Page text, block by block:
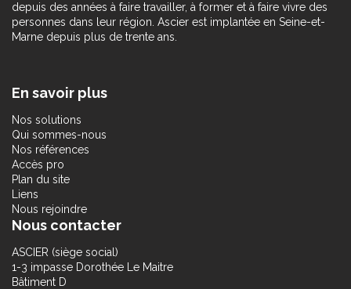
depuis des années à faire travailler, à former et à faire vivre des
personnes dans leur région. Ascier est implantée en Seine-et-
Marne depuis plus de trente ans.
En savoir plus
Nos solutions
Qui sommes-nous
Nos références
Accès pro
Plan du site
Liens
Nous rejoindre
Nous contacter
ASCIER (siège social)
1-3 impasse Dorothée Le Maitre
Bâtiment D